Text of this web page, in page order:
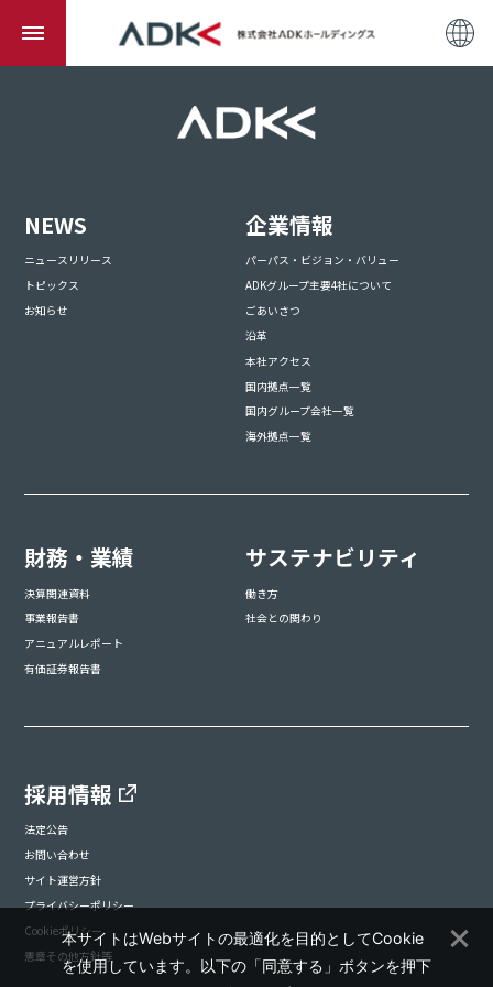
NEWS
ニュースリリース
トピックス
お知らせ
企業情報
パーパス・ビジョン・バリュー
ADKグループ主要4社について
ごあいさつ
沿革
本社アクセス
国内拠点一覧
国内グループ会社一覧
海外拠点一覧
財務・業績
決算関連資料
事業報告書
アニュアルレポート
有価証券報告書
サステナビリティ
働き方
社会との関わり
採用情報
法定公告
お問い合わせ
サイト運営方針
プライバシーポリシー
Cookieポリシー
憲章その他方針等
本サイトはWebサイトの最適化を目的としてCookie
を使用しています。以下の「同意する」ボタンを押下